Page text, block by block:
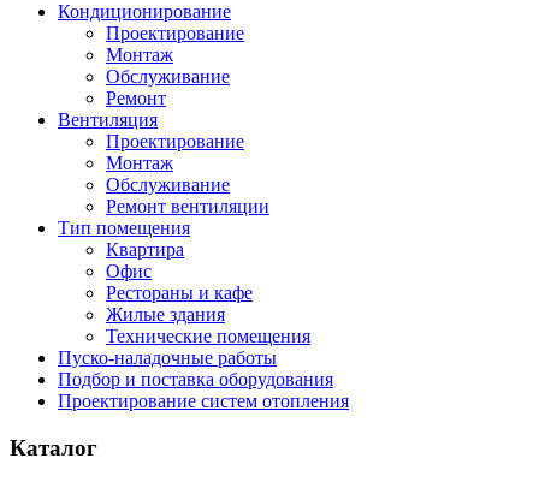
Кондиционирование
Проектирование
Монтаж
Обслуживание
Ремонт
Вентиляция
Проектирование
Монтаж
Обслуживание
Ремонт вентиляции
Тип помещения
Квартира
Офис
Рестораны и кафе
Жилые здания
Технические помещения
Пуско-наладочные работы
Подбор и поставка оборудования
Проектирование систем отопления
Каталог